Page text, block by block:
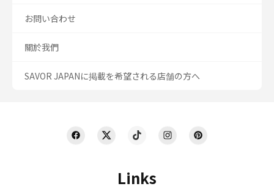
Links
お問い合わせ
關於我們
SAVOR JAPANに掲載を希望される店舗の方へ